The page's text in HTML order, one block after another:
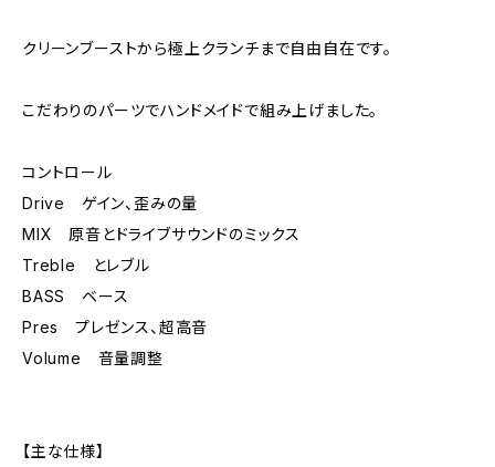
クリーンブーストから極上クランチまで自由自在です。
こだわりのパーツでハンドメイドで組み上げました。
コントロール
Drive ゲイン、歪みの量
MIX 原音とドライブサウンドのミックス
Treble とレブル
BASS ベース
Pres プレゼンス、超高音
Volume 音量調整
【主な仕様】